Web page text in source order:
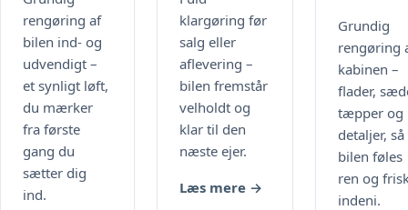
rengøring af
bilen ind- og
udvendigt –
et synligt løft,
du mærker
fra første
gang du
sætter dig
ind.
klargøring før
salg eller
aflevering –
bilen fremstår
velholdt og
klar til den
næste ejer.
Læs mere →
Grundig
rengøring
kabinen –
flader,
tæpper og
detaljer, så
bilen føles
ren og
indeni.